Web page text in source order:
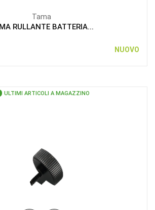
Tama
RULLANTE BATTERIA...
NUOVO
ULTIMI ARTICOLI A MAGAZZINO